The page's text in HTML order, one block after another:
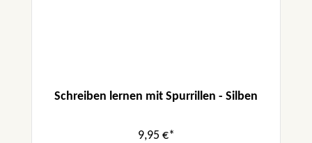
Schreiben lernen mit Spurrillen - Silben
9,95 €*